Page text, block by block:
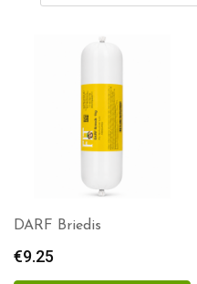
DARF Briedis
€9.25